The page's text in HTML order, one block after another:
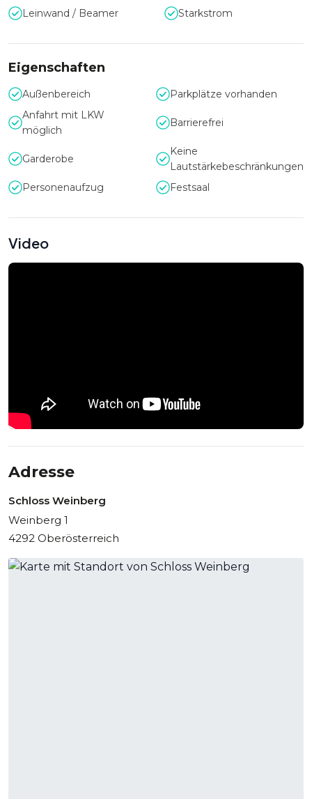
Schloss Weinberg ein einzigartiges und historisches
Ambiente, das Ihr Event ganz besonders in Szene setzt.
Leinwand / Beamer
Starkstrom
Eigenschaften
Außenbereich
Parkplätze vorhanden
Anfahrt mit LKW
möglich
Barrierefrei
Garderobe
Keine
Lautstärkebeschränkungen
Personenaufzug
Festsaal
Video
Adresse
Schloss Weinberg
Weinberg 1
4292 Oberösterreich